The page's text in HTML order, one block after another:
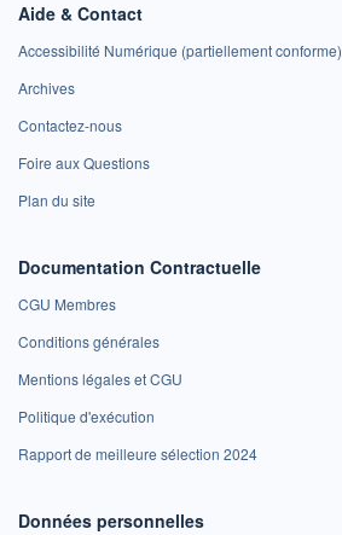
Aide & Contact
Accessibilité Numérique (partiellement conforme)
Archives
Contactez-nous
Foire aux Questions
Plan du site
Documentation Contractuelle
CGU Membres
Conditions générales
Mentions légales et CGU
Politique d'exécution
Rapport de meilleure sélection 2024
Données personnelles